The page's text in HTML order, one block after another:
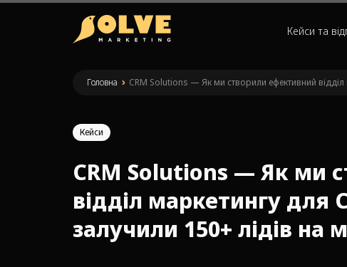
Кейси та
Головна » CRM Solutions — Як ми створили ефективний відділ
Кейси
CRM Solutions — Як ми
відділ маркетингу для
залучили 150+ лідів на